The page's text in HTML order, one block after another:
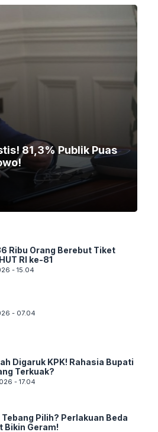
81,3% Publik Puas
Ribu Orang Berebut Tiket
RI ke-81
- 15.04
- 07.04
Digaruk KPK! Rahasia Bupati
Terkuak?
- 17.04
Tebang Pilih? Perlakuan Beda
Bikin Geram!